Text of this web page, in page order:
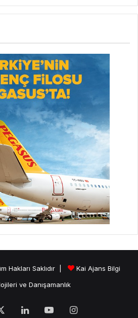
Hakları Saklıdır |
Kai Ajans Bilgi
ve Danışamanlık
LinkedInYouTubeInstagram